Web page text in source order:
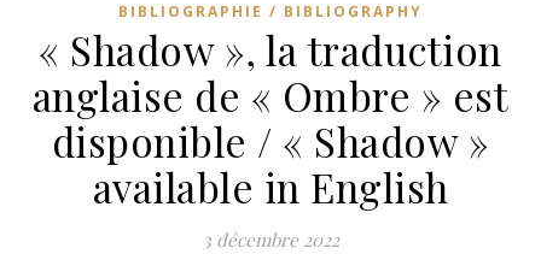
BIBLIOGRAPHIE / BIBLIOGRAPHY
« Shadow », la traduction
anglaise de « Ombre » est
disponible / « Shadow »
available in English
3 décembre 2022